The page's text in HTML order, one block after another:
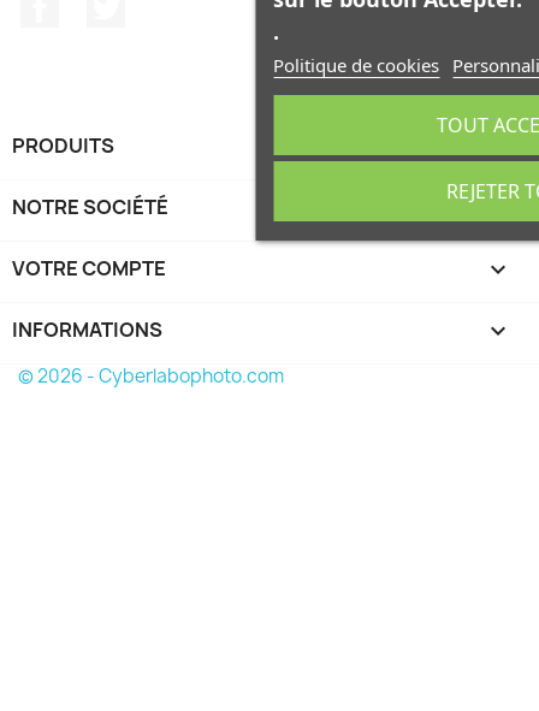
.
Politique de cookies
REJETER
TOUT
PRODUITS
NOTRE SOCIÉTÉ 
VOTRE COMPTE 
INFORMATIONS keyboard_arrow_down
© 2026 - Cyberlabophoto.com